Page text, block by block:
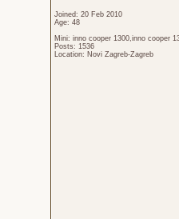
Joined: 20 Feb 2010
Age: 48
Mini: inno cooper 1300,inno cooper
Posts: 1536
Location: Novi Zagreb-Zagreb